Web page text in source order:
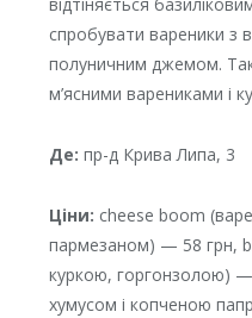
спробувати вареники з
полуничним джемом.
м’ясними варениками і
Де: пр-д Крива Липа, 3
Ціни: cheese boom
пармезаном) — 58 грн,
куркою, горгонзолою)
хумусом і копченою